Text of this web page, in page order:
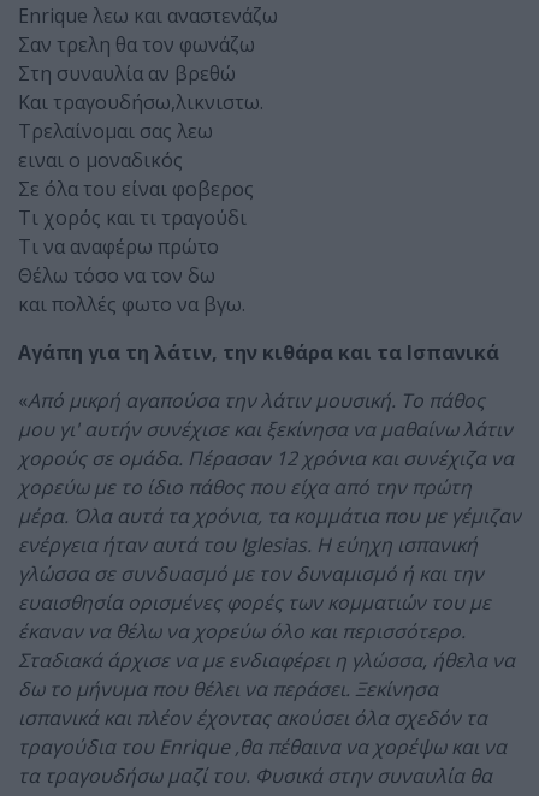
Enrique λεω και αναστενάζω
Σαν τρελη θα τον φωνάζω
Στη συναυλία αν βρεθώ
Και τραγουδήσω,λικνιστω.
Τρελαίνομαι σας λεω
ειναι ο μοναδικός
Σε όλα του είναι φοβερος
Τι χορός και τι τραγούδι
Τι να αναφέρω πρώτο
Θέλω τόσο να τον δω
και πολλές φωτο να βγω.
Αγάπη για τη λάτιν, την κιθάρα και τα Ισπανικά
«Από μικρή αγαπούσα την λάτιν μουσική. Το πάθος
μου γι' αυτήν συνέχισε και ξεκίνησα να μαθαίνω λάτιν
χορούς σε ομάδα. Πέρασαν 12 χρόνια και συνέχιζα να
χορεύω με το ίδιο πάθος που είχα από την πρώτη
μέρα. Όλα αυτά τα χρόνια, τα κομμάτια που με γέμιζαν
ενέργεια ήταν αυτά του Iglesias. Η εύηχη ισπανική
γλώσσα σε συνδυασμό με τον δυναμισμό ή και την
ευαισθησία ορισμένες φορές των κομματιών του με
έκαναν να θέλω να χορεύω όλο και περισσότερο.
Σταδιακά άρχισε να με ενδιαφέρει η γλώσσα, ήθελα να
δω το μήνυμα που θέλει να περάσει. Ξεκίνησα
ισπανικά και πλέον έχοντας ακούσει όλα σχεδόν τα
τραγούδια του Enrique ,θα πέθαινα να χορέψω και να
τα τραγουδήσω μαζί του. Φυσικά στην συναυλία θα